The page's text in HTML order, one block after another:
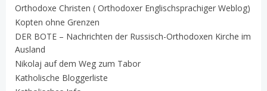
Orthodoxe Christen ( Orthodoxer Englischsprachiger Weblog)
Kopten ohne Grenzen
DER BOTE – Nachrichten der Russisch-Orthodoxen Kirche im
Ausland
Nikolaj auf dem Weg zum Tabor
Katholische Bloggerliste